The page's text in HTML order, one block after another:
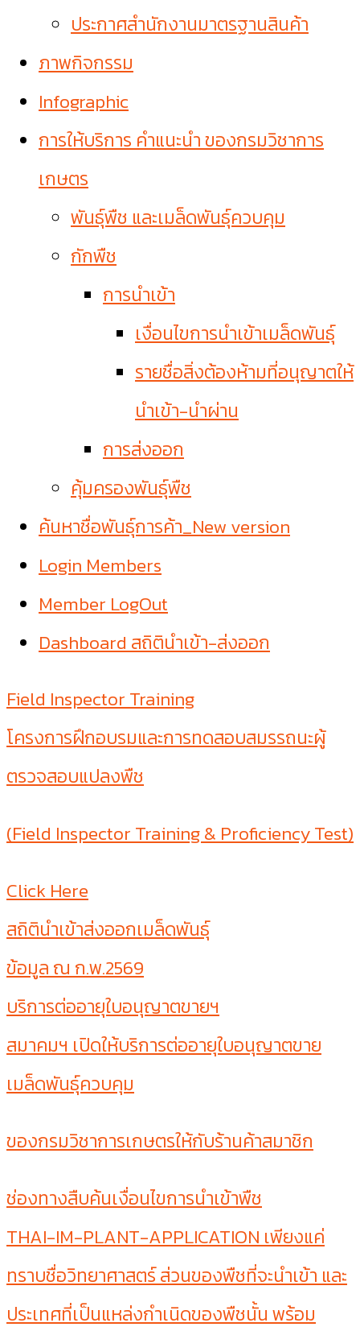
ประกาศสำนักงานมาตรฐานสินค้า
ภาพกิจกรรม
Infographic
การให้บริการ คำแนะนำ ของกรมวิชาการ
เกษตร
พันธุ์พืช และเมล็ดพันธุ์ควบคุม
กักพืช
การนำเข้า
เงื่อนไขการนำเข้าเมล็ดพันธุ์
รายชื่อสิ่งต้องห้ามที่อนุญาตให้
นำเข้า-นำผ่าน
การส่งออก
คุ้มครองพันธุ์พืช
ค้นหาชื่อพันธุ์การค้า_New version
Login Members
Member LogOut
Dashboard สถิตินำเข้า-ส่งออก
Field Inspector Training
โครงการฝึกอบรมและการทดสอบสมรรถนะผู้
ตรวจสอบแปลงพืช
(Field Inspector Training & Proficiency Test)
Click Here
สถิตินำเข้าส่งออกเมล็ดพันธุ์
ข้อมูล ณ ก.พ.2569
บริการต่ออายุใบอนุญาตขายฯ
สมาคมฯ เปิดให้บริการต่ออายุใบอนุญาตขาย
เมล็ดพันธุ์ควบคุม
ของกรมวิชาการเกษตรให้กับร้านค้าสมาชิก
ช่องทางสืบค้นเงื่อนไขการนำเข้าพืช
THAI-IM-PLANT-APPLICATION เพียงแค่
ทราบชื่อวิทยาศาสตร์ ส่วนของพืชที่จะนำเข้า และ
ประเทศที่เป็นแหล่งกำเนิดของพืชนั้น พร้อม